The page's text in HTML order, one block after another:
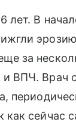
лет. В
за
ВПЧ. Врач
как